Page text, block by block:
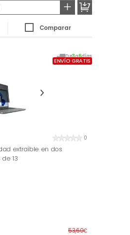
+
Comparar
De3a6días
ENVÍO GRATIS
0
extraíble en dos
13
53,60€Antes